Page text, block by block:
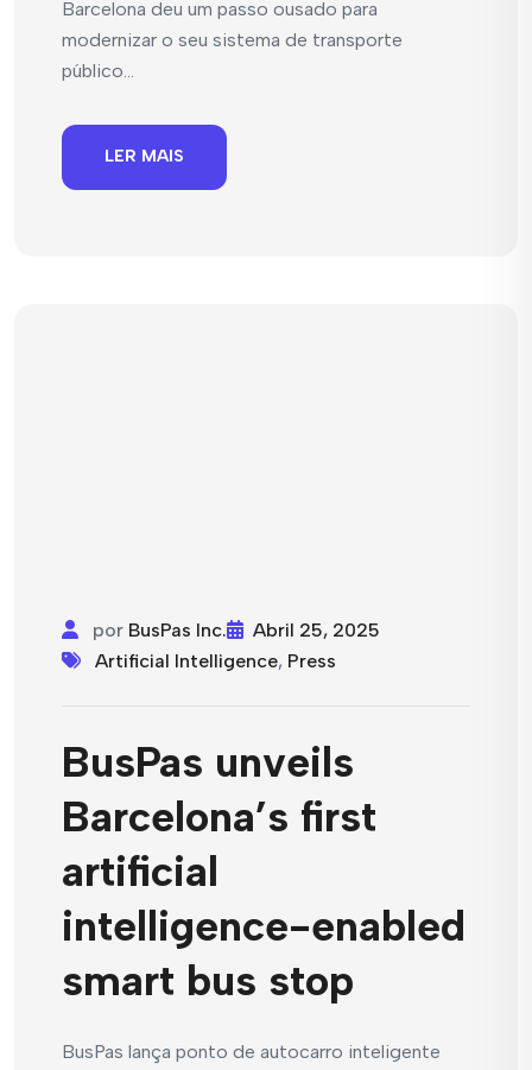
Barcelona deu um passo ousado para
modernizar o seu sistema de transporte
público...
LER MAIS
por BusPas Inc.
Abril 25, 2025
Artificial Intelligence, Press
BusPas unveils
Barcelona’s first
artificial
intelligence-enabled
smart bus stop
BusPas lança ponto de autocarro inteligente